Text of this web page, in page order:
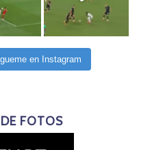
en Instagram
FOTOS